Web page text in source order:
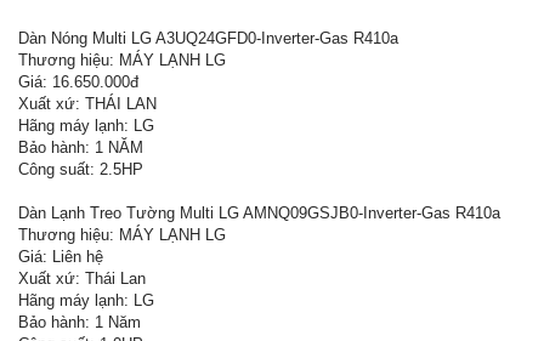
Dàn Nóng Multi LG A3UQ24GFD0-Inverter-Gas R410a
Thương hiệu: MÁY LẠNH LG
Giá: 16.650.000đ
Xuất xứ: THÁI LAN
Hãng máy lạnh: LG
Bảo hành: 1 NĂM
Công suất: 2.5HP
Dàn Lạnh Treo Tường Multi LG AMNQ09GSJB0-Inverter-Gas R410a
Thương hiệu: MÁY LẠNH LG
Giá: Liên hệ
Xuất xứ: Thái Lan
Hãng máy lạnh: LG
Bảo hành: 1 Năm